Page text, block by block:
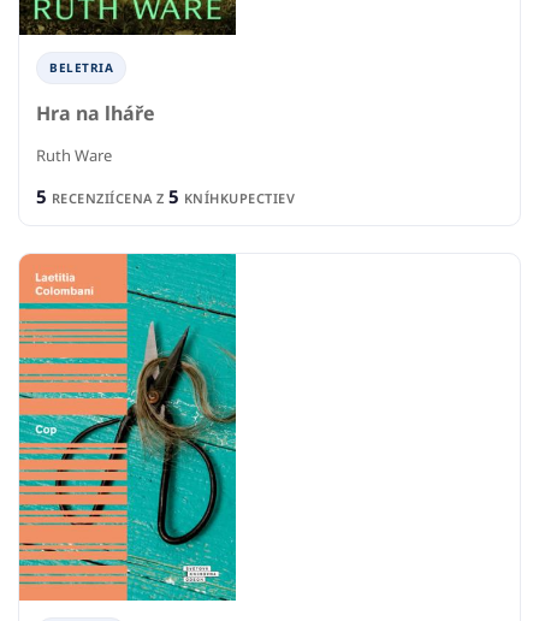
BELETRIA
Hra na lháře
Ruth Ware
5 RECENZIÍCENA Z 5 KNÍHKUPECTIEV